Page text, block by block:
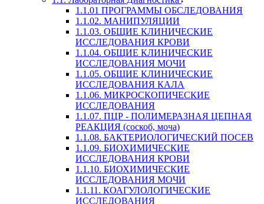
1.1.01 ПРОГРАММЫ ОБСЛЕДОВАНИЯ
1.1.02. МАНИПУЛЯЦИИ
1.1.03. ОБЩИЕ КЛИНИЧЕСКИЕ
ИССЛЕДОВАНИЯ КРОВИ
1.1.04. ОБЩИЕ КЛИНИЧЕСКИЕ
ИССЛЕДОВАНИЯ МОЧИ
1.1.05. ОБЩИЕ КЛИНИЧЕСКИЕ
ИССЛЕДОВАНИЯ КАЛА
1.1.06. МИКРОСКОПИЧЕСКИЕ
ИССЛЕДОВАНИЯ
1.1.07. ПЦР - ПОЛИМЕРАЗНАЯ ЦЕПНАЯ
РЕАКЦИЯ (соскоб, моча)
1.1.08. БАКТЕРИОЛОГИЧЕСКИЙ ПОСЕВ
1.1.09. БИОХИМИЧЕСКИЕ
ИССЛЕДОВАНИЯ КРОВИ
1.1.10. БИОХИМИЧЕСКИЕ
ИССЛЕДОВАНИЯ МОЧИ
1.1.11. КОАГУЛОЛОГИЧЕСКИЕ
ИССЛЕДОВАНИЯ